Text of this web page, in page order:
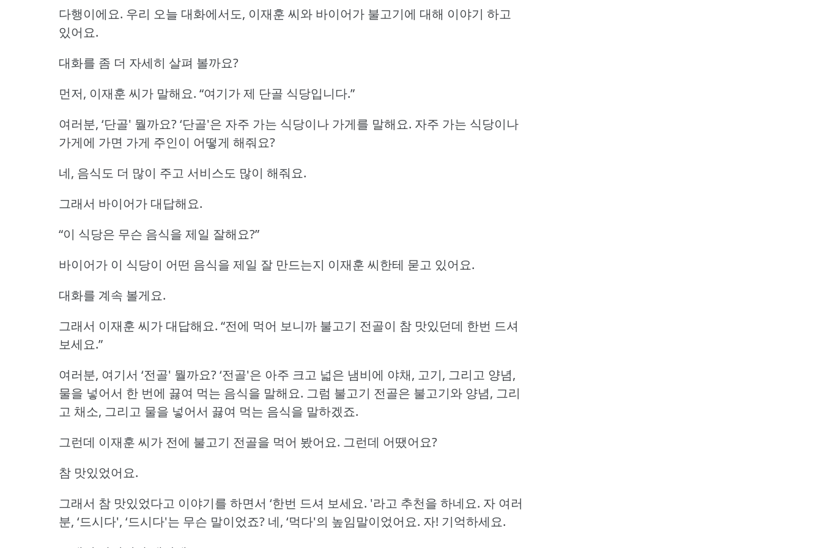
다행이에요. 우리 오늘 대화에서도, 이재훈 씨와 바이어가 불고기에 대해 이야기 하고
있어요.
대화를 좀 더 자세히 살펴 볼까요?
먼저, 이재훈 씨가 말해요. “여기가 제 단골 식당입니다.”
여러분, ‘단골' 뭘까요?‘단골'은 자주 가는 식당이나 가게를 말해요. 자주 가는 식당이나
가게에 가면 가게 주인이 어떻게 해줘요?
네, 음식도 더 많이 주고 서비스도 많이 해줘요.
그래서 바이어가 대답해요.
“이 식당은 무슨 음식을 제일 잘해요?”
바이어가 이 식당이 어떤 음식을 제일 잘 만드는지 이재훈 씨한테 묻고 있어요.
대화를 계속 볼게요.
그래서 이재훈 씨가 대답해요. “전에 먹어 보니까 불고기 전골이 참 맛있던데 한번 드셔
보세요.”
여러분, 여기서 ‘전골' 뭘까요?‘전골'은 아주 크고 넓은 냄비에 야채, 고기, 그리고 양념,
물을 넣어서 한 번에 끓여 먹는 음식을 말해요. 그럼 불고기 전골은 불고기와 양념, 그리
고 채소, 그리고 물을 넣어서 끓여 먹는 음식을 말하겠죠.
그런데 이재훈 씨가 전에 불고기 전골을 먹어 봤어요. 그런데 어땠어요?
참 맛있었어요.
그래서 참 맛있었다고 이야기를 하면서 ‘한번 드셔 보세요. '라고 추천을 하네요. 자 여러
분, ‘드시다', ‘드시다'는 무슨 말이었죠? 네, ‘먹다'의 높임말이었어요. 자! 기억하세요.